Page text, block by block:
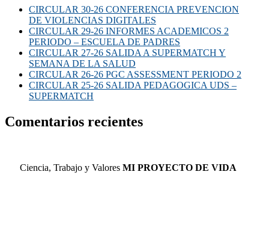
CIRCULAR 30-26 CONFERENCIA PREVENCION
DE VIOLENCIAS DIGITALES
CIRCULAR 29-26 INFORMES ACADEMICOS 2
PERIODO – ESCUELA DE PADRES
CIRCULAR 27-26 SALIDA A SUPERMATCH Y
SEMANA DE LA SALUD
CIRCULAR 26-26 PGC ASSESSMENT PERIODO 2
CIRCULAR 25-26 SALIDA PEDAGOGICA UDS –
SUPERMATCH
Comentarios recientes
Ciencia, Trabajo y Valores MI PROYECTO DE VIDA